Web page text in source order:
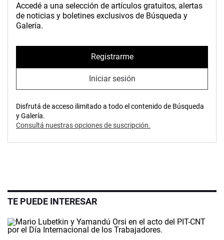
Accedé a una selección de artículos gratuitos, alertas
de noticias y boletines exclusivos de Búsqueda y
Galería.
Registrarme
Iniciar sesión
Disfrutá de acceso ilimitado a todo el contenido de Búsqueda
y Galería.
Consultá nuestras opciones de suscripción.
TE PUEDE INTERESAR